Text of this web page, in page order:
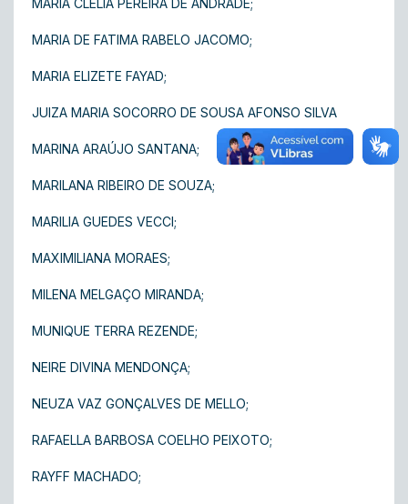
MARIA CLELIA PEREIRA DE ANDRADE;
MARIA DE FATIMA RABELO JACOMO;
MARIA ELIZETE FAYAD;
JUIZA MARIA SOCORRO DE SOUSA AFONSO SILVA
MARINA ARAÚJO SANTANA;
MARILANA RIBEIRO DE SOUZA;
MARILIA GUEDES VECCI;
MAXIMILIANA MORAES;
MILENA MELGAÇO MIRANDA;
MUNIQUE TERRA REZENDE;
NEIRE DIVINA MENDONÇA;
NEUZA VAZ GONÇALVES DE MELLO;
RAFAELLA BARBOSA COELHO PEIXOTO;
RAYFF MACHADO;